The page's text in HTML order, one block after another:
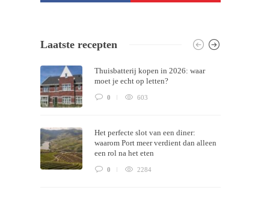
Themes bySilicon Themes . Join us right
now!
Laatste recepten
Thuisbatterij kopen in 2026: waar
moet je echt op letten?
0 603
Het perfecte slot van een diner:
waarom Port meer verdient dan alleen
een rol na het eten
0 2284